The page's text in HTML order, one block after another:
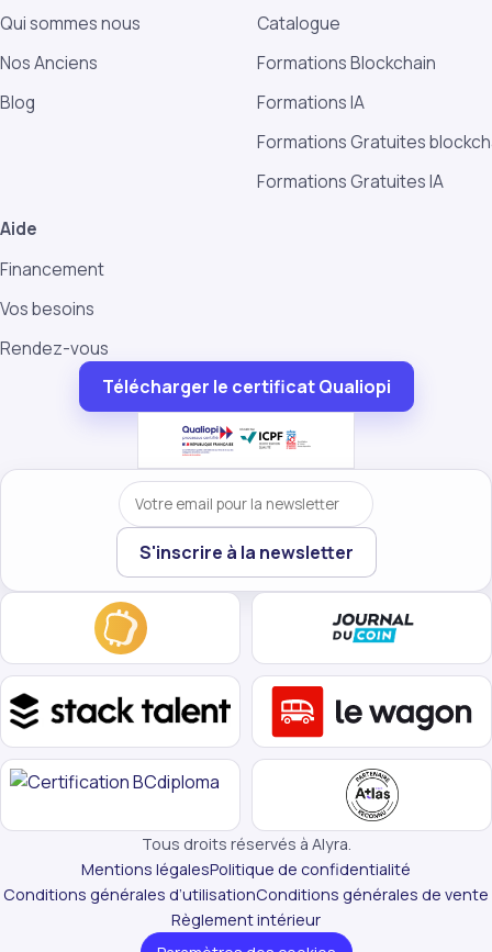
Qui sommes nous
Nos Anciens
Blog
Catalogue
Formations Blockchain
Formations IA
Formations Gratuites
Formations Gratuites IA
Aide
Financement
Vos besoins
Rendez-vous
Télécharger le certificat Qualiopi
Votre email
S'inscrire à la newsletter
Tous droits réservés à Alyra.
Mentions légalesPolitique de confidentialité
Conditions générales d’utilisationConditions générales de vente
Règlement intérieur